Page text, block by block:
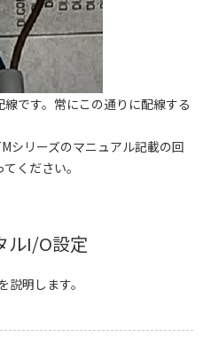
です。常にこの通りに配線する
シリーズのマニュアル記載の回
ください。
ルI/O設定
明します。